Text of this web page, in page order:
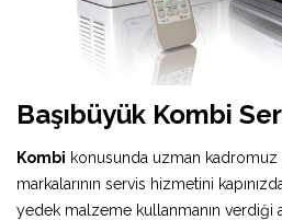
Başıbüyük Kombi
Kombi konusunda uzman kadromuz
markalarının servis hizmetini
yedek malzeme kullanmanın verdiği